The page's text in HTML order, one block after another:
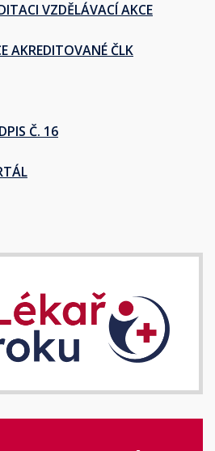
VZDĚLÁVACÍ AKCE
AKREDITOVANÉ ČLK
Č. 16